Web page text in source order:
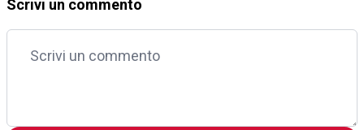
Scrivi un commento